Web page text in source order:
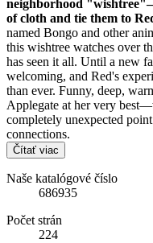
neighborhood
of cloth and tie them to
named Bongo and other
this wishtree watches over
has seen it all. Until a new
welcoming, and Red's
than ever. Funny, deep,
Applegate at her very
completely unexpected
connections.
Čítať viac
Naše katalógové číslo
686935
Počet strán
224